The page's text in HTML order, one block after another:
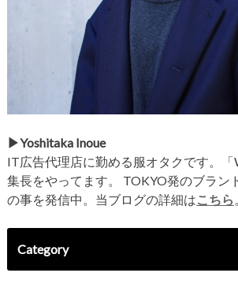
▶︎Yoshitaka Inoue
IT広告代理店に勤める服オタクです。
集長をやってます。 TOKYO発のブラン
の事を発信中。当ブログの詳細はこちら
Category